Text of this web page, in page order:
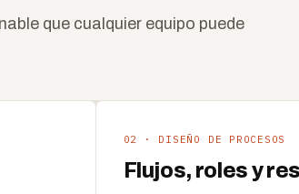
que cualquier equipo puede
02 · DISEÑO DE PROCESOS
Flujos, roles y